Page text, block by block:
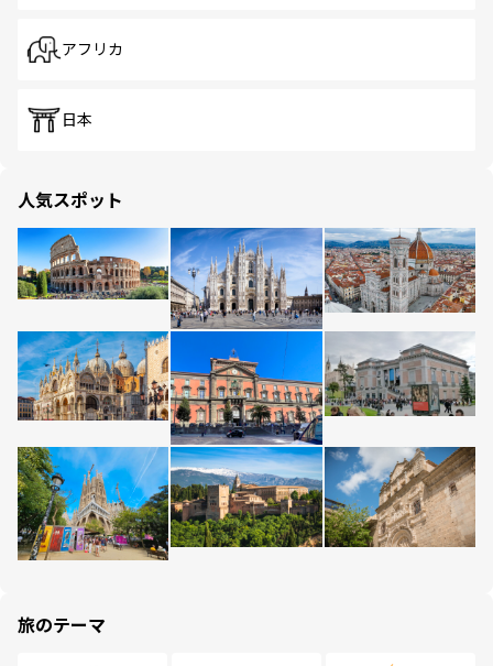
アフリカ
日本
人気スポット
旅のテーマ